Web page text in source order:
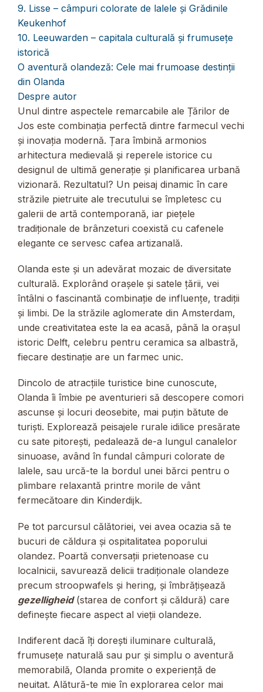
9. Lisse – câmpuri colorate de lalele și Grădinile
Keukenhof
10. Leeuwarden – capitala culturală și frumusețe
istorică
O aventură olandeză: Cele mai frumoase destinții
din Olanda
Despre autor
Unul dintre aspectele remarcabile ale Țărilor de
Jos este combinația perfectă dintre farmecul vechi
și inovația modernă. Țara îmbină armonios
arhitectura medievală și reperele istorice cu
designul de ultimă generație și planificarea urbană
vizionară. Rezultatul? Un peisaj dinamic în care
străzile pietruite ale trecutului se împletesc cu
galerii de artă contemporană, iar piețele
tradiționale de brânzeturi coexistă cu cafenele
elegante ce servesc cafea artizanală.
Olanda este și un adevărat mozaic de diversitate
culturală. Explorând orașele și satele țării, vei
întâlni o fascinantă combinație de influențe, tradiții
și limbi. De la străzile aglomerate din Amsterdam,
unde creativitatea este la ea acasă, până la orașul
istoric Delft, celebru pentru ceramica sa albastră,
fiecare destinație are un farmec unic.
Dincolo de atracțiile turistice bine cunoscute,
Olanda îi îmbie pe aventurieri să descopere comori
ascunse și locuri deosebite, mai puțin bătute de
turiști. Explorează peisajele rurale idilice presărate
cu sate pitorești, pedalează de-a lungul canalelor
sinuoase, având în fundal câmpuri colorate de
lalele, sau urcă-te la bordul unei bărci pentru o
plimbare relaxantă printre morile de vânt
fermecătoare din Kinderdijk.
Pe tot parcursul călătoriei, vei avea ocazia să te
bucuri de căldura și ospitalitatea poporului
olandez. Poartă conversații prietenoase cu
localnicii, savurează delicii tradiționale olandeze
precum stroopwafels și hering, și îmbrățișează
gezelligheid(starea de confort și căldură) care
definește fiecare aspect al vieții olandeze.
Indiferent dacă îți dorești iluminare culturală,
frumusețe naturală sau pur și simplu o aventură
memorabilă, Olanda promite o experiență de
neuitat. Alătură-te mie în explorarea celor mai